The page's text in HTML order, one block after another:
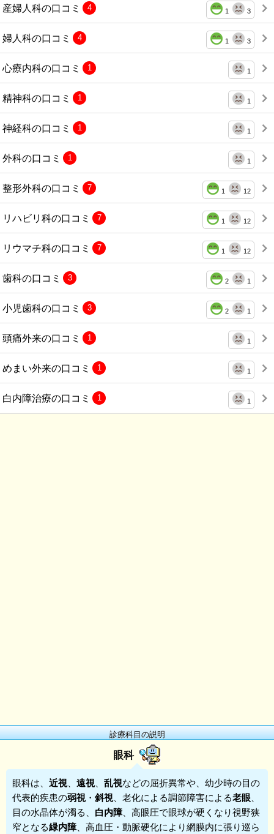
産婦人科の口コミ 1 3
4
婦人科の口コミ 1 3
4
心療内科の口コミ 1
1
精神科の口コミ 1
1
神経科の口コミ 1
1
外科の口コミ 1
1
整形外科の口コミ 1 12
7
リハビリ科の口コミ 1 12
7
リウマチ科の口コミ 1 12
7
歯科の口コミ 2 1
3
小児歯科の口コミ 2 1
3
頭痛外来の口コミ 1
1
めまい外来の口コミ 1
1
白内障治療の口コミ 1
1
診療科目の説明
眼科
眼科は、 近視 遠視 乱視などの屈折異常や、幼少時の目の
代表的疾患の弱視 ・ 斜視 、老化による調節障害による老眼
目の水晶体が濁る、 白内障、高眼圧で眼球が硬くなり視野狭
窄となる緑内障、高血圧・動脈硬化により網膜内に張り巡ら